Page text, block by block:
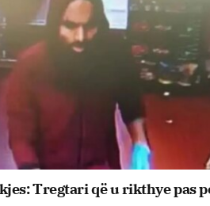
Tregtari që u rikthye pas